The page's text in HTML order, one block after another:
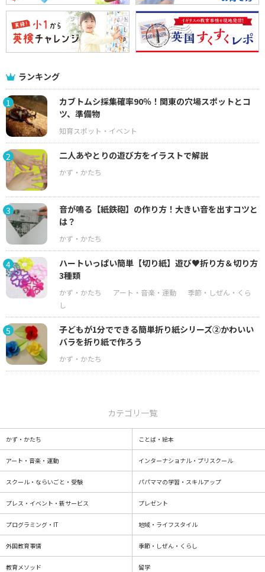
ランキング
1
カブトムシ採集確率90％！関東の穴場スポットとコ
ツ、準備物
2 二人あやとりの遊び方をイラストで解説
3
音が鳴る【紙鉄砲】の作り方！大きい音を出すコツと
は？
4
ハートいっぱい簡単【切り紙】遊び♥折り方＆切り方
3種類
5
子どもが1分でできる簡単折り紙シリーズ②かわいい
バラを折り紙で作ろう
カテゴリ一覧
かず・かたち ことば・絵本
アート・音楽・運動 インターナショナル・プリスクール
スクール・ならいごと・受験 パパママの学習・スキルアップ
プレス・イベント・新サービス プレゼント
プログラミング・IT 地域・ライフスタイル
外国教育事情 季節・しぜん・くらし
教育メソッド 留学